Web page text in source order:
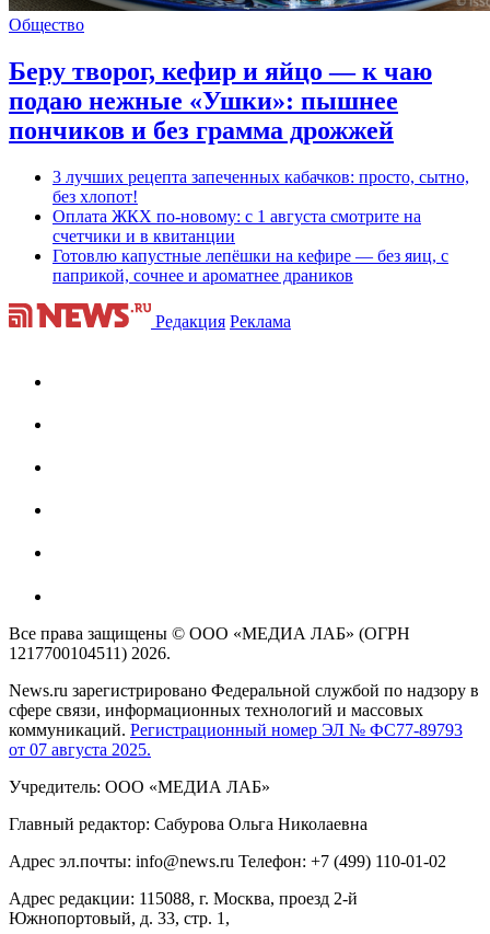
Общество
Беру творог, кефир и яйцо — к чаю
подаю нежные «Ушки»: пышнее
пончиков и без грамма дрожжей
3 лучших рецепта запеченных кабачков: просто, сытно,
без хлопот!
Оплата ЖКХ по-новому: с 1 августа смотрите на
счетчики и в квитанции
Готовлю капустные лепёшки на кефире — без яиц, с
паприкой, сочнее и ароматнее драников
Редакция Реклама
Все права защищены © ООО «МЕДИА ЛАБ» (ОГРН
1217700104511) 2026.
News.ru зарегистрировано Федеральной службой по надзору в
сфере связи, информационных технологий и массовых
коммуникаций. Регистрационный номер ЭЛ № ФС77-89793
от 07 августа 2025.
Учредитель: ООО «МЕДИА ЛАБ»
Главный редактор: Сабурова Ольга Николаевна
Адрес эл.почты: info@news.ru Телефон: +7 (499) 110-01-02
Адрес редакции: 115088, г. Москва, проезд 2-й
Южнопортовый, д. 33, стр. 1,